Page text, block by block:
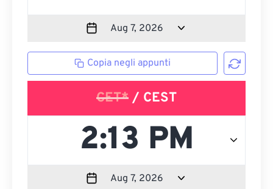
Copia negli appunti
CET* / CEST